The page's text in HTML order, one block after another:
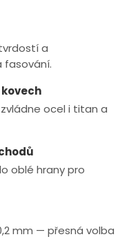
a
fasování.
ocel i titan a
oblé hrany pro
mm — přesná volba